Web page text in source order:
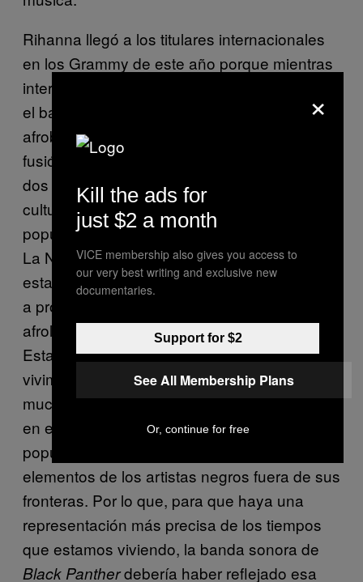
Rihanna llegó a los titulares internacionales
en los Grammy de este año porque mientras
interpretaba «Wild Thoughts» empezó hacer
el baile gwara gwara sudafricano. Los
afrobeats de Nigeria y Ghana y las ondas de
fusión afro nos han brindado en los últimos
dos años una mirada, tal vez insuficiente, a la
cultura del oeste de África. La reciente
popularidad de la artista dominicana Amara
La Negra dentro de la industria
estadounidense ha obligado a las personas
a procesar las luchas de la gente
afrolatinoamericana en la cultura popular.
Estas son señales de los tiempos en que
vivimos. La música negra siempre ha sido
mucho más de lo que se hace en los E.U. y
en el presente, gran parte de la música
popular estadounidense se apropia de
elementos de los artistas negros fuera de sus
fronteras. Por lo que, para que haya una
representación más precisa de los tiempos
que estamos viviendo, la banda sonora de
Black Pantherdebería haber reflejado esa
×
Kill the ads for
just $2 a month
VICE membership also gives you access to
our very best writing and exclusive new
documentaries.
Support for $2
See All Membership Plans
Or, continue for free